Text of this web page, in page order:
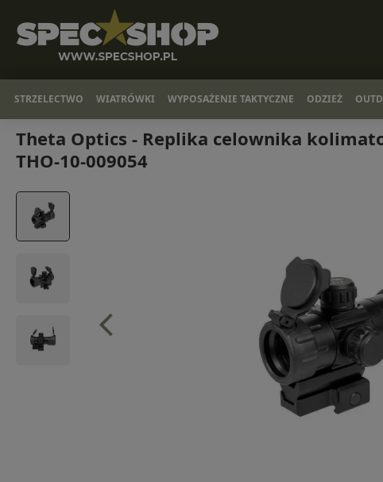
STRZELECTWO WIATRÓWKI WYPOSAŻENIE TAKTYCZNE ODZIEŻ
Theta Optics - Replika celownika
THO-10-009054